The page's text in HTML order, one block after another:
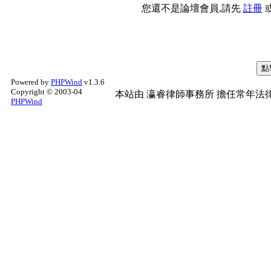
您還不是論壇會員,請先 註冊
Powered by PHPWind v1.3.6
Copyright © 2003-04
PHPWind
本站由 瀛睿律師事務所 擔任常年法